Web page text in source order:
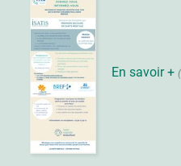
En savoir +